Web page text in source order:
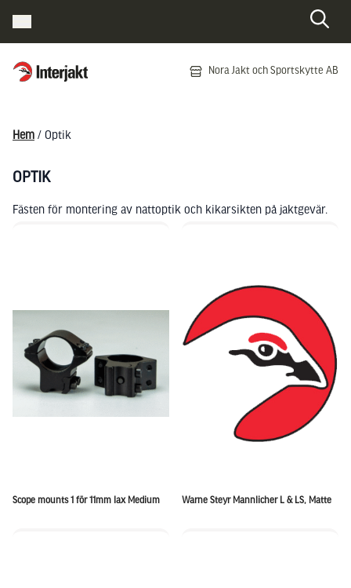
Interjakt SE Nora Jakt och Sportskytte AB
Hem / Optik
OPTIK
Fästen för montering av nattoptik och kikarsikten på jaktgevär.
Scope mounts 1 för 11mm lax Medium Warne Steyr Mannlicher L & LS, Matte